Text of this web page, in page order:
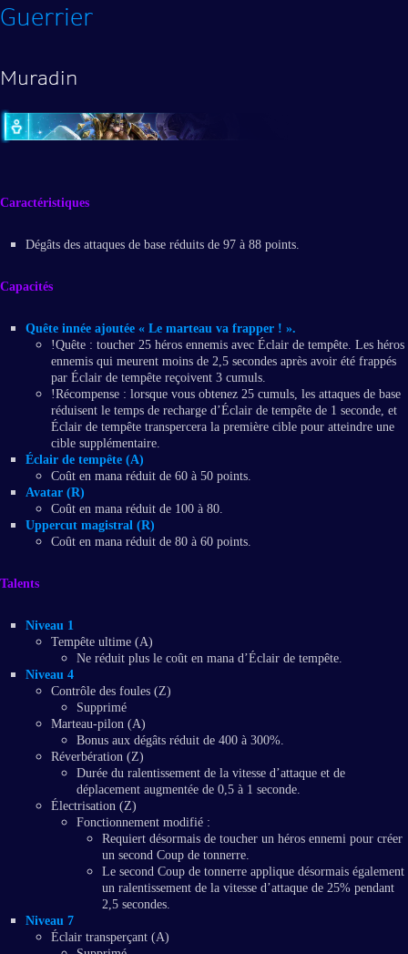
Guerrier
Muradin
Caractéristiques
Dégâts des attaques de base réduits de 97 à 88 points.
Capacités
Quête innée ajoutée « Le marteau va frapper ! ».
!Quête : toucher 25 héros ennemis avec Éclair de tempête. Les héros
ennemis qui meurent moins de 2,5 secondes après avoir été frappés
par Éclair de tempête reçoivent 3 cumuls.
!Récompense : lorsque vous obtenez 25 cumuls, les attaques de base
réduisent le temps de recharge d’Éclair de tempête de 1 seconde, et
Éclair de tempête transpercera la première cible pour atteindre une
cible supplémentaire.
Éclair de tempête (A)
Coût en mana réduit de 60 à 50 points.
Avatar (R)
Coût en mana réduit de 100 à 80.
Uppercut magistral (R)
Coût en mana réduit de 80 à 60 points.
Talents
Niveau 1
Tempête ultime (A)
Ne réduit plus le coût en mana d’Éclair de tempête.
Niveau 4
Contrôle des foules (Z)
Supprimé
Marteau-pilon (A)
Bonus aux dégâts réduit de 400 à 300%.
Réverbération (Z)
Durée du ralentissement de la vitesse d’attaque et de
déplacement augmentée de 0,5 à 1 seconde.
Électrisation (Z)
Fonctionnement modifié :
Requiert désormais de toucher un héros ennemi pour créer
un second Coup de tonnerre.
Le second Coup de tonnerre applique désormais également
un ralentissement de la vitesse d’attaque de 25% pendant
2,5 secondes.
Niveau 7
Éclair transperçant (A)